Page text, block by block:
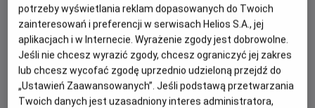
szkolnych.
Oferujemy bezpłatnemateriały edukacyjne
można wykorzystać w celu kontynuacji lekcji w szkole.
Zobacz film promujący program Kino na Temat:
potrzeby wyświetlania reklam dopasowanych do Twoich
zainteresowań i preferencji w serwisach Helios S.A., jej
aplikacjach i w Internecie. Wyrażenie zgody jest dobrowolne.
Jeśli nie chcesz wyrazić zgody, chcesz ograniczyć jej zakres
lub chcesz wycofać zgodę uprzednio udzieloną przejdź do
„Ustawień Zaawansowanych”. Jeśli podstawą przetwarzania
Twoich danych jest uzasadniony interes administratora,